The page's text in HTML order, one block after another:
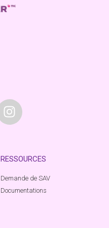
RESSOURCES
Demande de SAV
Documentations